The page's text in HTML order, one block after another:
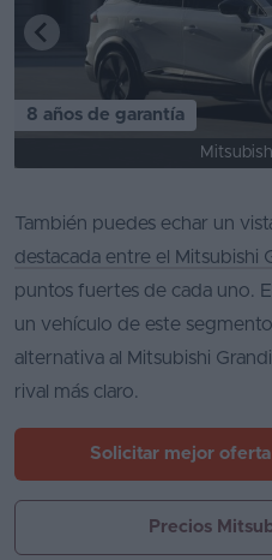
8 años de garantía
También puedes echar un
destacada entre el Mitsubishi
puntos fuertes de cada uno.
un vehículo de este
alternativa al Mitsubishi
rival más claro.
Solicitar mejor oferta
Precios